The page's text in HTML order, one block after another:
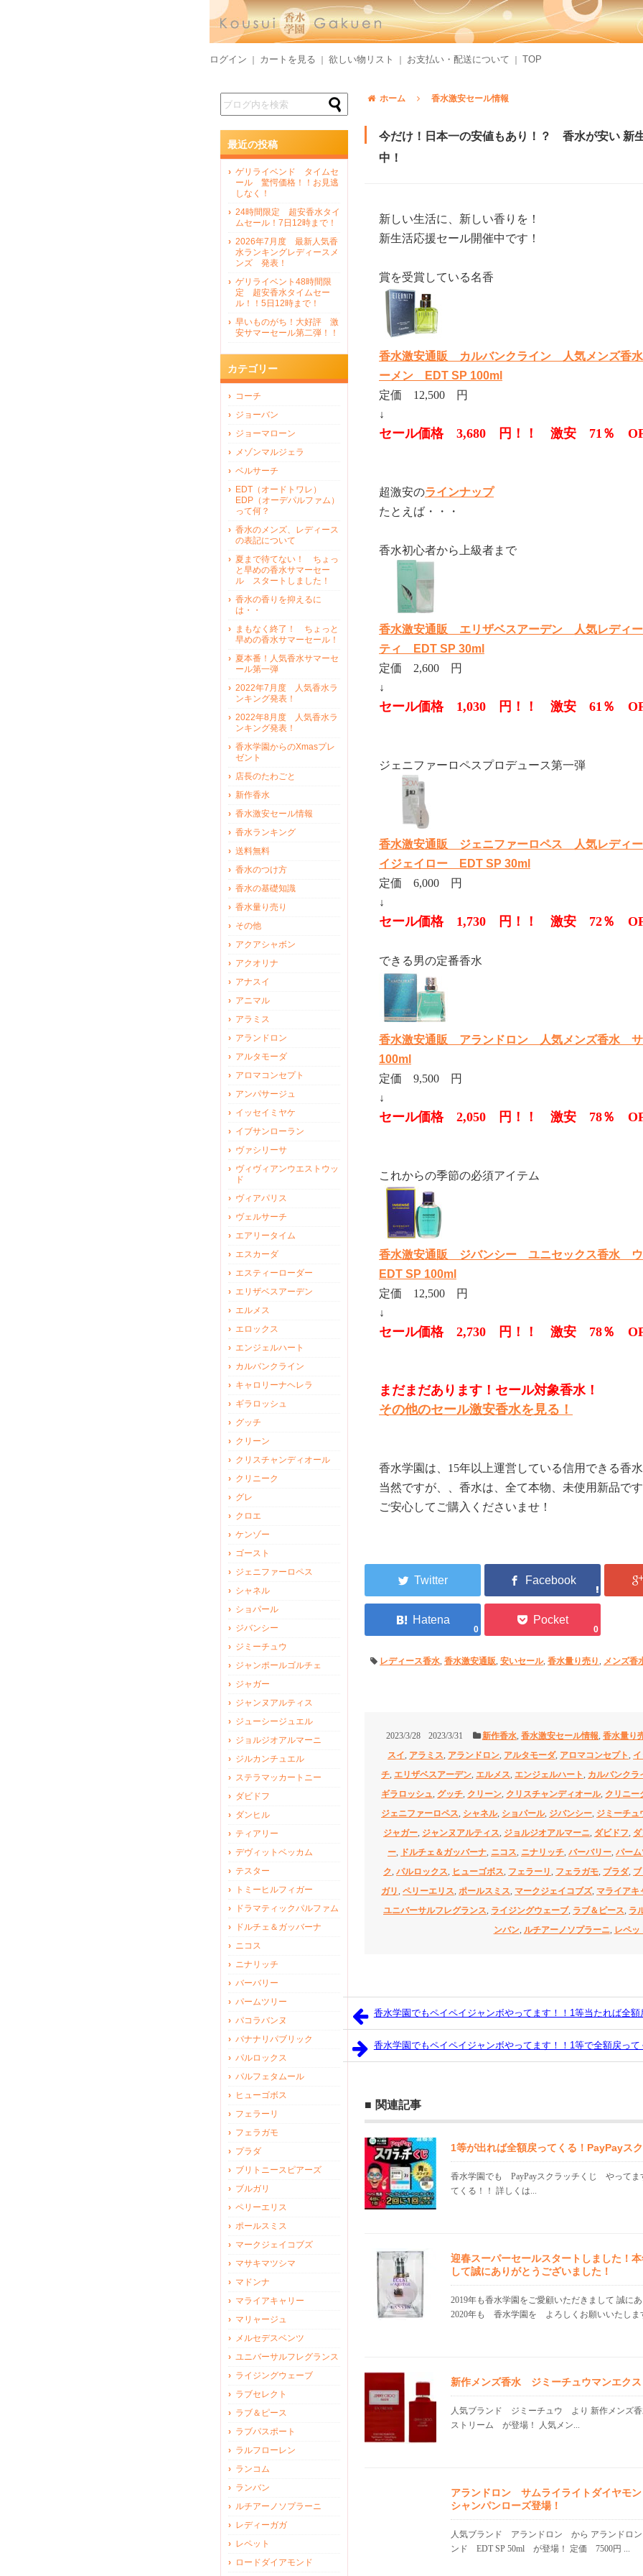
ログイン カートを見る 欲しい物リスト お支払い・配送について TOP
ホーム 香水激安セール情報
今だけ！日本一の安値もあり！？ 香水が安い 新
中！
新しい生活に、新しい香りを！
新生活応援セール開催中です！
賞を受賞している名香
香水激安通販 カルバンクライン 人気メンズ香
ーメン EDT SP 100ml
定価 12,500 円
↓
セール価格 3,680 円！！ 激安 71％
超激安のラインナップ
たとえば・・・
香水初心者から上級者まで
香水激安通販 エリザベスアーデン 人気レディ
ティ EDT SP 30ml
定価 2,600 円
↓
セール価格 1,030 円！！ 激安 61％
ジェニファーロペスプロデュース第一弾
香水激安通販 ジェニファーロペス 人気レディ
イジェイロー EDT SP 30ml
定価 6,000 円
↓
セール価格 1,730 円！！ 激安 72％
できる男の定番香水
香水激安通販 アランドロン 人気メンズ香水
100ml
定価 9,500 円
↓
セール価格 2,050 円！！ 激安 78％
これからの季節の必須アイテム
香水激安通販 ジバンシー ユニセックス香水
EDT SP 100ml
定価 12,500 円
↓
セール価格 2,730 円！！ 激安 78％
まだまだあります！セール対象香水！
その他のセール激安香水を見る！
香水学園は、15年以上運営している信用できる香水
当然ですが、、香水は、全て本物、未使用新品です
ご安心してご購入くださいませ！
0 0
レディース香水,香水激安通販,安いセール,香水量り売り, メンズ香
2023/3/28 2023/3/31 新作香水, 香水激安セール情報, 香水量り
スイ, アラミス, アランドロン, アルタモーダ, アロマコンセプト,
チ, エリザベスアーデン, エルメス, エンジェルハート, カルバンクラ
ギラロッシュ, グッチ, クリーン, クリスチャンディオール, クリニー
ジェニファーロペス, シャネル, ショパール, ジバンシー, ジミーチュ
ジャガー, ジャンヌアルティス, ジョルジオアルマーニ, ダビドフ,
ー, ドルチェ＆ガッバーナ, ニコス, ニナリッチ, バーバリー, パー
ク, パルロックス, ヒューゴボス, フェラーリ, フェラガモ, プラダ,
ガリ, ペリーエリス, ポールスミス, マークジェイコブズ, マライアキ
ユニバーサルフレグランス, ライジングウェーブ, ラブ＆ピース, ラ
ンバン, ルチアーノソプラーニ, レペッ
香水学園でもペイペイジャンボやってます！！1等当たれば全額
香水学園でもペイペイジャンボやってます！！1等で全額戻って
関連記事
1等が出れば全額戻ってくる！PayPayス
香水学園でも PayPayスクラッチくじ やってま
てくる！！ 詳しくは...
迎春スーパーセールスタートしました！
して誠にありがとうございました！
2019年も香水学園をご愛顧いただきまして 誠に
2020年も 香水学園を よろしくお願いいたしま
新作メンズ香水 ジミーチュウマンエクス
人気ブランド ジミーチュウ より 新作メンズ
ストリーム が登場！ 人気メン...
アランドロン サムライライトダイヤモ
シャンパンローズ登場！
人気ブランド アランドロン から アランドロ
ンド EDT SP 50ml が登場！ 定価 7500円 ...
最近の投稿
ゲリライベンド タイムセ
ール 驚愕価格！！お見逃
しなく！
24時間限定 超安香水タイ
ムセール！7日12時まで！
2026年7月度 最新人気香
水ランキングレディースメ
ンズ 発表！
ゲリライベント48時間限
定 超安香水タイムセー
ル！！5日12時まで！
早いものがち！大好評 激
安サマーセール第二弾！！
カテゴリー
コーチ
ジョーバン
ジョーマローン
メゾンマルジェラ
ベルサーチ
EDT（オードトワレ）
EDP（オーデパルファム）
って何？
香水のメンズ、レディース
の表記について
夏まで待てない！ ちょっ
と早めの香水サマーセー
ル スタートしました！
香水の香りを抑えるに
は・・
まもなく終了！ ちょっと
早めの香水サマーセール！
夏本番！人気香水サマーセ
ール第一弾
2022年7月度 人気香水ラ
ンキング発表！
2022年8月度 人気香水ラ
ンキング発表！
香水学園からのXmasプレ
ゼント
店長のたわごと
新作香水
香水激安セール情報
香水ランキング
送料無料
香水のつけ方
香水の基礎知識
香水量り売り
その他
アクアシャボン
アクオリナ
アナスイ
アニマル
アラミス
アランドロン
アルタモーダ
アロマコンセプト
アンパサージュ
イッセイミヤケ
イブサンローラン
ヴァシリーサ
ヴィヴィアンウエストウッ
ド
ヴィアパリス
ヴェルサーチ
エアリータイム
エスカーダ
エスティーローダー
エリザベスアーデン
エルメス
エロックス
エンジェルハート
カルバンクライン
キャロリーナヘレラ
ギラロッシュ
グッチ
クリーン
クリスチャンディオール
クリニーク
グレ
クロエ
ケンゾー
ゴースト
ジェニファーロペス
シャネル
ショパール
ジバンシー
ジミーチュウ
ジャンポールゴルチェ
ジャガー
ジャンヌアルティス
ジューシージュエル
ジョルジオアルマーニ
ジルカンチュエル
ステラマッカートニー
ダビドフ
ダンヒル
ティアリー
デヴィットベッカム
テスター
トミーヒルフィガー
ドラマティックパルファム
ドルチェ＆ガッバーナ
ニコス
ニナリッチ
バーバリー
パームツリー
パコラバンヌ
バナナリパブリック
パルロックス
パルフェタムール
ヒューゴボス
フェラーリ
フェラガモ
プラダ
ブリトニースピアーズ
ブルガリ
ペリーエリス
ポールスミス
マークジェイコブズ
マサキマツシマ
マドンナ
マライアキャリー
マリャージュ
メルセデスベンツ
ユニバーサルフレグランス
ライジングウェーブ
ラブセレクト
ラブ＆ピース
ラブパスポート
ラルフローレン
ランコム
ランバン
ルチアーノソプラーニ
レディーガガ
レペット
ロードダイアモンド